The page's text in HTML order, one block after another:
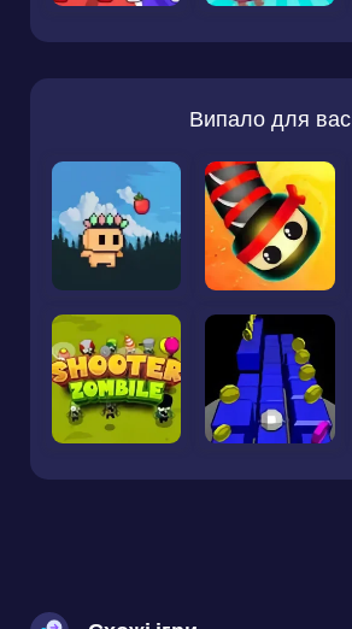
Випало для вас